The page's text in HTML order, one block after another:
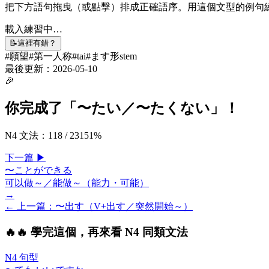
把下方語句拖曳（或點擊）排成正確語序。用這個文型的例句
載入練習中…
📝這裡有錯？
#願望#第一人称#tai#ます形stem
最後更新： 2026-05-10
🎉
你完成了「 〜たい／〜たくない 」！
N4 文法 ： 118 / 231 51%
下一篇 ▶
〜ことができる
可以做～／能做～（能力・可能）
→
← 上一篇 ： 〜出す（V+出す／突然開始～）
🔥 🔥 學完這個，再來看 N4 同類文法
N4 句型